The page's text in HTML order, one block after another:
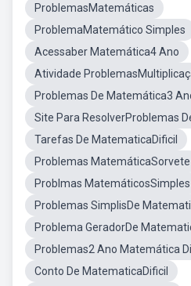
ProblemasMatemáticas
ProblemaMatemático Simples
Acessaber Matemática4 Ano
Atividade
Problemas De Matemática3
Site Para ResolverProblemas
Tarefas De MatematicaDificil
Problemas MatemáticaSorvete
Problmas MatemáticosSimples
Problemas SimplisDe
Problema GeradorDe
Problemas2 Ano Matemática
Conto De MatematicaDificil